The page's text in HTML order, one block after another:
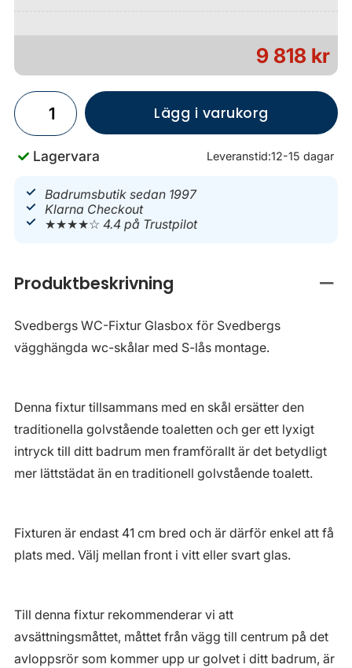
9 818 kr
Lägg i varukorg
Lagervara Leveranstid:12-15 dagar
Badrumsbutik sedan 1997
Klarna Checkout
★★★★☆4.4 på Trustpilot
Produktbeskrivning
Svedbergs WC-Fixtur Glasbox för Svedbergs
vägghängda wc-skålar med S-lås montage.
Denna fixtur tillsammans med en skål ersätter den
traditionella golvstående toaletten och ger ett lyxigt
intryck till ditt badrum men framförallt är det betydligt
mer lättstädat än en traditionell golvstående toalett.
Fixturen är endast 41 cm bred och är därför enkel att få
plats med. Välj mellan front i vitt eller svart glas.
Till denna fixtur rekommenderar vi att
avsättningsmåttet, måttet från vägg till centrum på det
avloppsrör som kommer upp ur golvet i ditt badrum, är